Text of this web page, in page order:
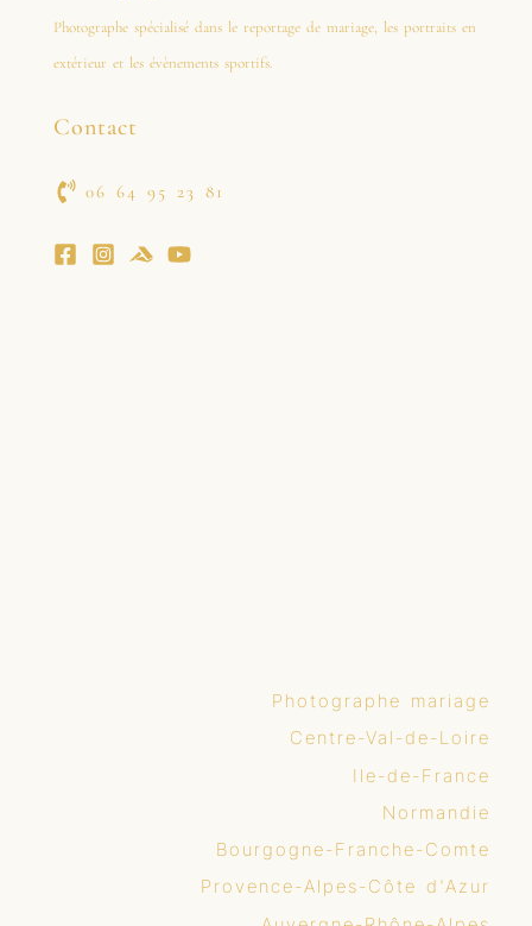
Photographe spécialisé dans le reportage de mariage, les portraits en
extérieur et les évènements sportifs.
Contact
06 64 95 23 81
Photographe mariage
Centre-Val-de-Loire
Ile-de-France
Normandie
Bourgogne-Franche-Comte
Provence-Alpes-Côte d'Azur